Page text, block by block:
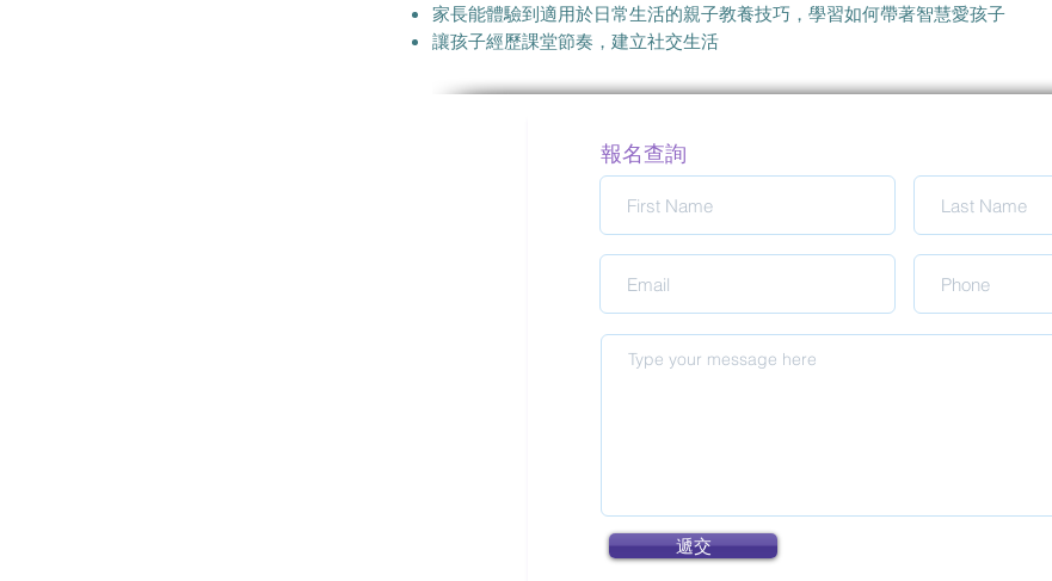
家長能體驗到適用於日常生活的親子教養技巧，學習如何帶著智慧愛孩子
讓孩子經歷課堂節奏，建立社交生活
報名查詢
遞交